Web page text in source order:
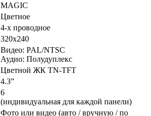
MAGIC
Цветное
4-х проводное
320х240
Видео: PAL/NTSC
Аудио: Полудуплекс
Цветной ЖК TN-TFT
4.3”
6
(индивидуальная для каждой панели)
Фото или видео (авто / вручную / по